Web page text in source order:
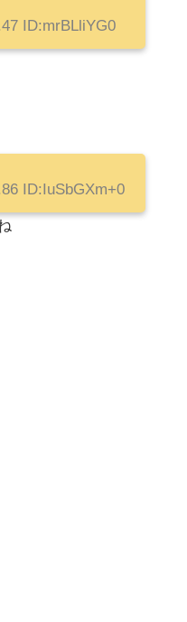
ID:mrBLliYG0
ID:IuSbGXm+0